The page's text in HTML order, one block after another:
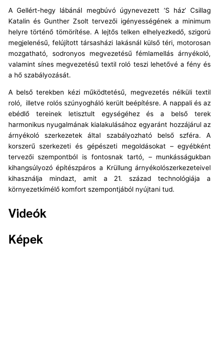
A Gellért-hegy lábánál megbúvó úgynevezett ‘S ház’ Csillag
Katalin és Gunther Zsolt tervezői igényességének a minimum
helyre történő tömörítése. A lejtős telken elhelyezkedő, szigorú
megjelenésű, felújított társasházi lakásnál külső téri, motorosan
mozgatható, sodronyos megvezetésű fémlamellás árnyékoló,
valamint sínes megvezetésű textil roló teszi lehetővé a fény és
a hő szabályozását.
A belső terekben kézi működtetésű, megvezetés nélküli textil
roló, illetve rolós szúnyogháló került beépítésre. A nappali és az
ebédlő tereinek letisztult egységéhez és a belső terek
harmonikus nyugalmának kialakulásához egyaránt hozzájárul az
árnyékoló szerkezetek által szabályozható belső szféra. A
korszerű szerkezeti és gépészeti megoldásokat – egyébként
tervezői szempontból is fontosnak tartó, – munkásságukban
kihangsúlyozó építészpáros a Krüllung árnyékolószerkezeteivel
kihasználja mindazt, amit a 21. század technológiája a
környezetkímélő komfort szempontjából nyújtani tud.
Videók
Képek